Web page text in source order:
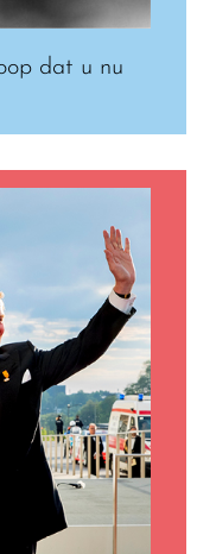
dat u nu